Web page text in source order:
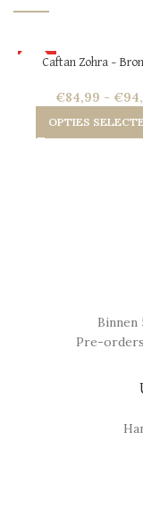
HOTCaftan Zohra –
€84,99 - €
OPTIES
Pre-